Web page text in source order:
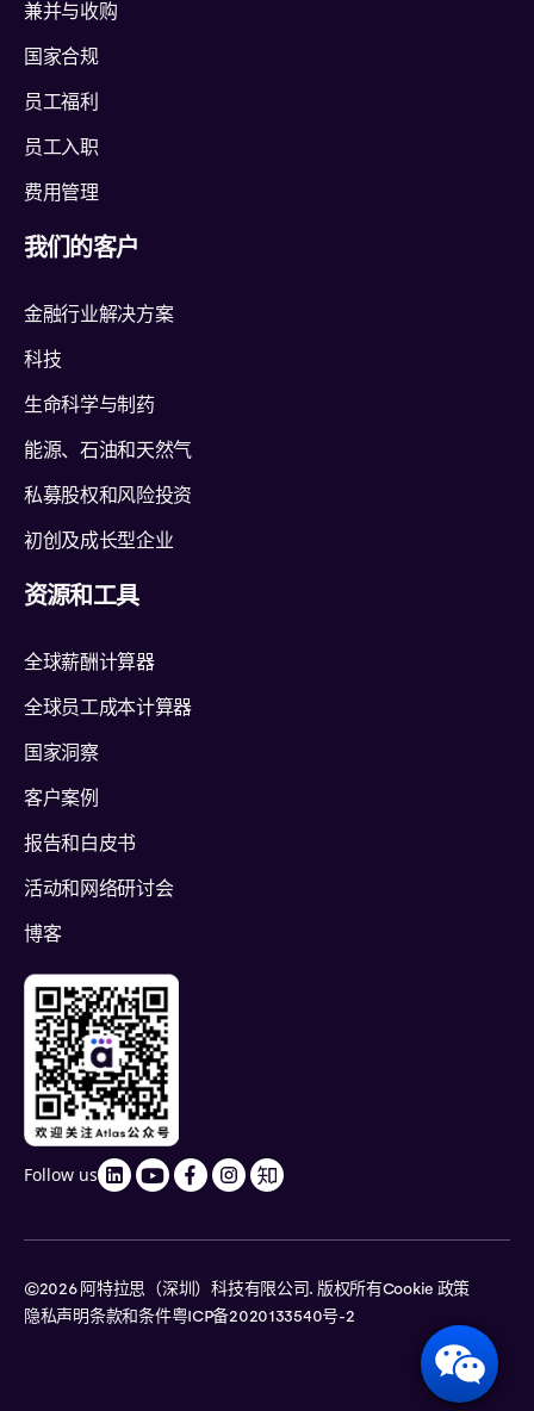
兼并与收购
国家合规
员工福利
员工入职
费用管理
我们的客户
金融行业解决方案
科技
生命科学与制药
能源、石油和天然气
私募股权和风险投资
初创及成长型企业
资源和工具
全球薪酬计算器
全球员工成本计算器
国家洞察
客户案例
报告和白皮书
活动和网络研讨会
博客
Follow us
©2026 阿特拉思（深圳）科技有限公司. 版权所有Cookie 政策
隐私声明条款和条件粤ICP备2020133540号-2